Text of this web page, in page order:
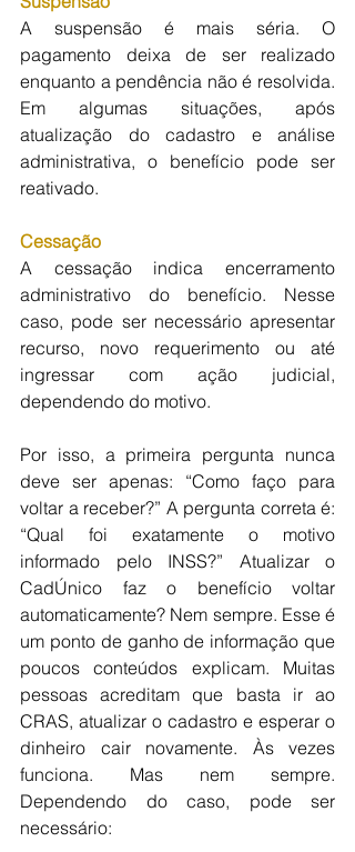
A suspensão é mais séria. O
pagamento deixa de ser realizado
enquanto a pendência não é resolvida.
Em algumas situações, após
atualização do cadastro e análise
administrativa, o benefício pode ser
reativado.
Cessação
A cessação indica encerramento
administrativo do benefício. Nesse
caso, pode ser necessário apresentar
recurso, novo requerimento ou até
ingressar com ação judicial,
dependendo do motivo.
Por isso, a primeira pergunta nunca
deve ser apenas: “Como faço para
voltar a receber?” A pergunta correta é:
“Qual foi exatamente o motivo
informado pelo INSS?” Atualizar o
CadÚnico faz o benefício voltar
automaticamente? Nem sempre. Esse é
um ponto de ganho de informação que
poucos conteúdos explicam. Muitas
pessoas acreditam que basta ir ao
CRAS, atualizar o cadastro e esperar o
dinheiro cair novamente. Às vezes
funciona. Mas nem sempre.
Dependendo do caso, pode ser
necessário: